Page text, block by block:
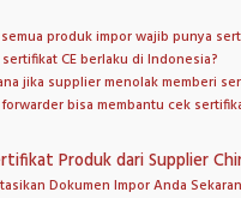
produk impor wajib punya
CE berlaku di Indonesia?
jika supplier menolak memberi
bisa membantu cek
Produk dari Supplier
Dokumen Impor Anda